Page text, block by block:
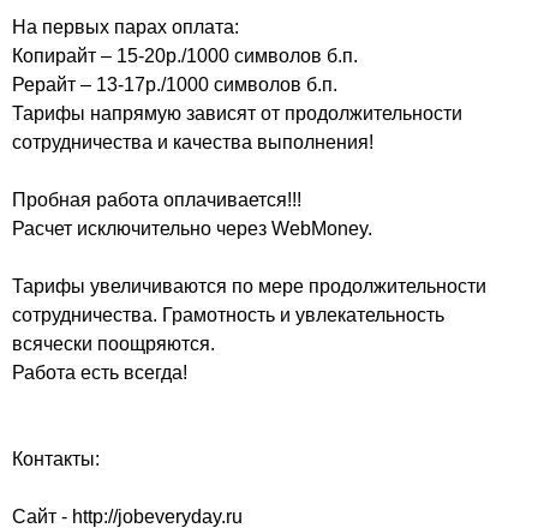
На первых парах оплата:
Копирайт – 15-20р./1000 символов б.п.
Рерайт – 13-17р./1000 символов б.п.
Тарифы напрямую зависят от продолжительности
сотрудничества и качества выполнения!
Пробная работа оплачивается!!!
Расчет исключительно через WebMoney.
Тарифы увеличиваются по мере продолжительности
сотрудничества. Грамотность и увлекательность
всячески поощряются.
Работа есть всегда!
Контакты:
Сайт - http://jobeveryday.ru